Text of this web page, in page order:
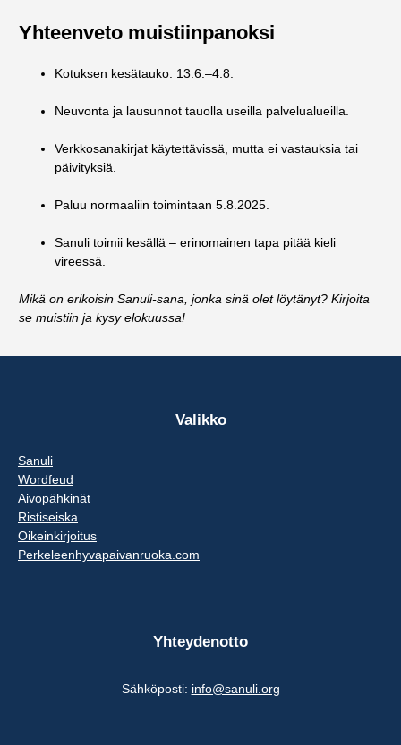
Yhteenveto muistiinpanoksi
Kotuksen kesätauko: 13.6.–4.8.
Neuvonta ja lausunnot tauolla useilla palvelualueilla.
Verkkosanakirjat käytettävissä, mutta ei vastauksia tai
päivityksiä.
Paluu normaaliin toimintaan 5.8.2025.
Sanuli toimii kesällä – erinomainen tapa pitää kieli
vireessä.
Mikä on erikoisin Sanuli-sana, jonka sinä olet löytänyt? Kirjoita
se muistiin ja kysy elokuussa!
Valikko
Sanuli
Wordfeud
Aivopähkinät
Ristiseiska
Oikeinkirjoitus
Perkeleenhyvapaivanruoka.com
Yhteydenotto
Sähköposti: info@sanuli.org